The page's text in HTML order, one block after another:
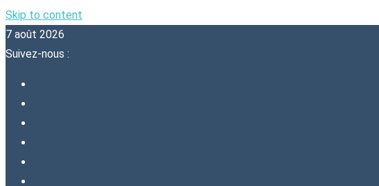
Skip to content
7 août 2026
Suivez-nous :